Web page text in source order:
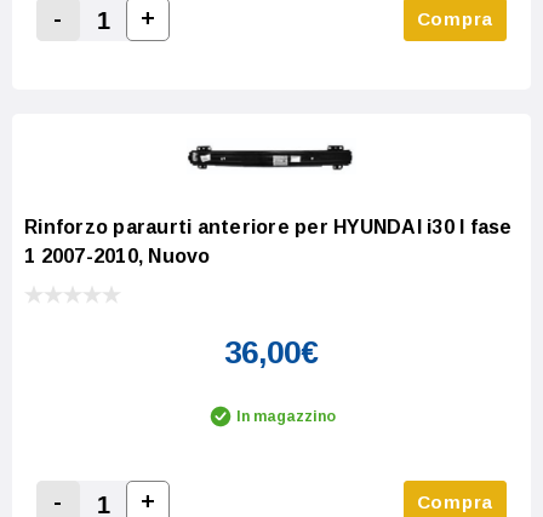
Decrease Quantity:
-
Increase Quantity:
+ Compra
Rinforzo paraurti anteriore per HYUNDAI i30 I fase
1 2007-2010, Nuovo
36,00€
In magazzino
- + Compra